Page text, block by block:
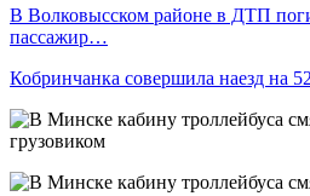
В Волковысском районе в ДТП
пассажир…
Кобринчанка совершила наезд на